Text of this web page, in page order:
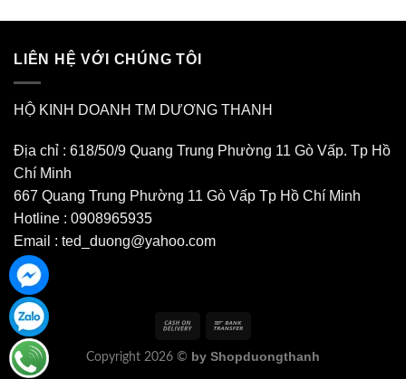
LIÊN HỆ VỚI CHÚNG TÔI
HỘ KINH DOANH TM DƯƠNG THANH
Địa chỉ : 618/50/9 Quang Trung Phường 11 Gò Vấp. Tp Hồ
Chí Minh
667 Quang Trung Phường 11 Gò Vấp Tp Hồ Chí Minh
Hotline : 0908965935
Email : ted_duong@yahoo.com
Copyright 2026 © by Shopduongthanh